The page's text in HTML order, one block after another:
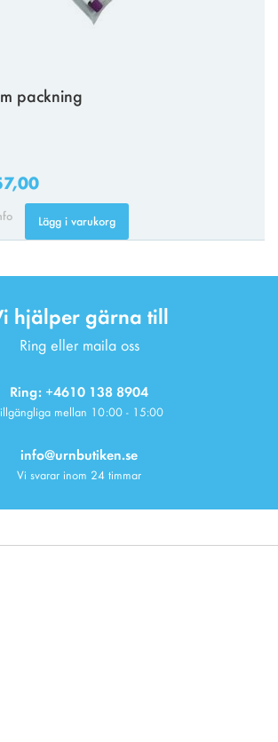
packning
Lägg i varukorg
hjälper gärna till
Ring eller maila oss
Ring: +4610 138 8904
mellan 10:00 - 15:00
info@urnbutiken.se
Vi svarar inom 24 timmar